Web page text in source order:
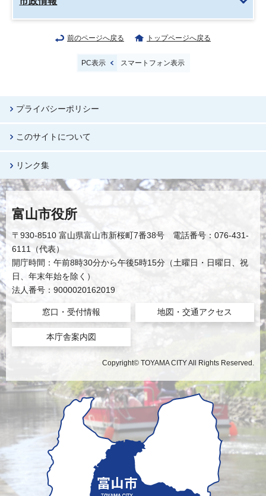
前のページへ戻る トップページへ戻る
PC表示 スマートフォン表示
プライバシーポリシー
このサイトについて
リンク集
富山市役所
〒930-8510 富山県富山市新桜町7番38号 電話番号：076-431-
6111（代表）
開庁時間：午前8時30分から午後5時15分（土曜日・日曜日、祝
日、年末年始を除く）
法人番号：9000020162019
窓口・受付情報 地図・交通アクセス
本庁舎案内図
Copyright© TOYAMA CITY All Rights Reserved.